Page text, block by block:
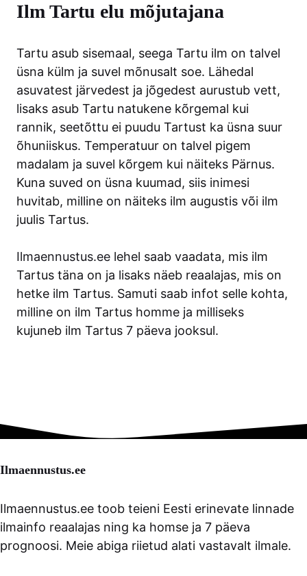
Ilm Tartu elu mõjutajana
Tartu asub sisemaal, seega Tartu ilm on talvel
üsna külm ja suvel mõnusalt soe. Lähedal
asuvatest järvedest ja jõgedest aurustub vett,
lisaks asub Tartu natukene kõrgemal kui
rannik, seetõttu ei puudu Tartust ka üsna suur
õhuniiskus. Temperatuur on talvel pigem
madalam ja suvel kõrgem kui näiteks Pärnus.
Kuna suved on üsna kuumad, siis inimesi
huvitab, milline on näiteks ilm augustis või ilm
juulis Tartus.
Ilmaennustus.ee lehel saab vaadata, mis ilm
Tartus täna on ja lisaks näeb reaalajas, mis on
hetke ilm Tartus. Samuti saab infot selle kohta,
milline on ilm Tartus homme ja milliseks
kujuneb ilm Tartus 7 päeva jooksul.
Ilmaennustus.ee
Ilmaennustus.ee toob teieni Eesti erinevate linnade
ilmainfo reaalajas ning ka homse ja 7 päeva
prognoosi. Meie abiga riietud alati vastavalt ilmale.